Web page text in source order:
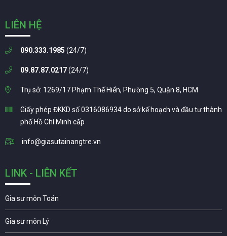
LIÊN HỆ
090.333.1985 (24/7)
09.87.87.0217(24/7)
Trụ sở: 1269/17 Phạm Thế Hiển, Phường 5, Quận 8, HCM
Giấy phép ĐKKD số 0316086934 do sở kế hoạch và đầu tư thành
phố Hồ Chí Minh cấp
info@giasutainangtre.vn
LINK - LIÊN KẾT
Gia sư môn Toán
Gia sư môn Lý